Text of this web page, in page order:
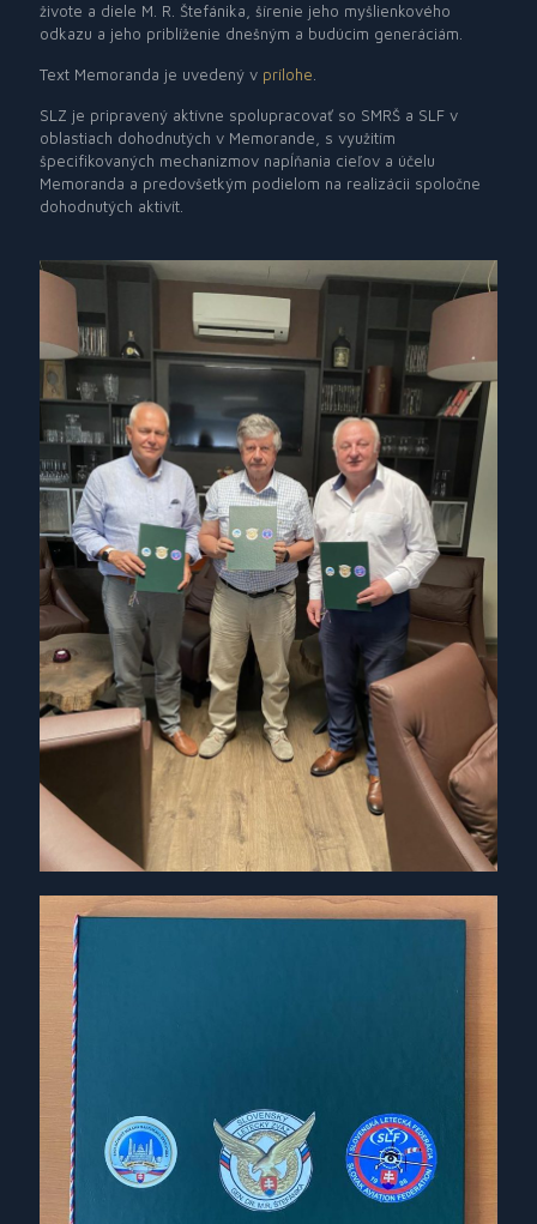
živote a diele M. R. Štefánika, šírenie jeho myšlienkového
odkazu a jeho priblíženie dnešným a budúcim generáciám.
Text Memoranda je uvedený v prílohe.
SLZ je pripravený aktívne spolupracovať so SMRŠ a SLF v
oblastiach dohodnutých v Memorande, s využitím
špecifikovaných mechanizmov napĺňania cieľov a účelu
Memoranda a predovšetkým podielom na realizácii spoločne
dohodnutých aktivít.